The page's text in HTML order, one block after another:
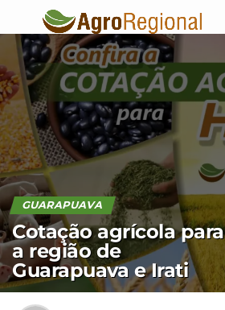
GUARAPUAVA
Cotação agrícola para
a região de
Guarapuava e Irati